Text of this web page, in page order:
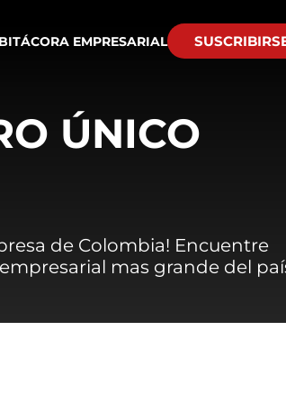
BITÁCORA EMPRESARIAL
ÚNICO
de Colombia! Encuentre
mas grande del